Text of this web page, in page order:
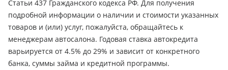
Статьи 437 Гражданского кодекса РФ. Для получения
подробной информации о наличии и стоимости указанных
товаров и (или) услуг, пожалуйста, обращайтесь к
менеджерам автосалона. Годовая ставка автокредита
варьируется от 4.5% до 29% и зависит от конкретного
банка, суммы займа и кредитной программы.